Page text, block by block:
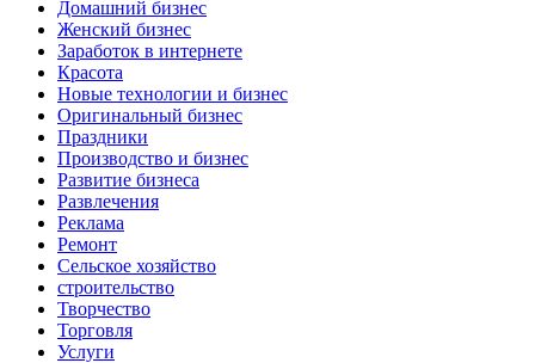
Домашний бизнес
Женский бизнес
Заработок в интернете
Красота
Новые технологии и бизнес
Оригинальный бизнес
Праздники
Производство и бизнес
Развитие бизнеса
Развлечения
Реклама
Ремонт
Сельское хозяйство
строительство
Творчество
Торговля
Услуги